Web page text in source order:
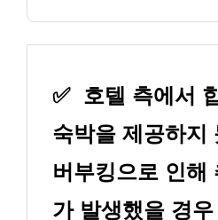
✅ 호텔 측에서
숙박을 제공하지
버부킹으로 인해
가 발생했을 경